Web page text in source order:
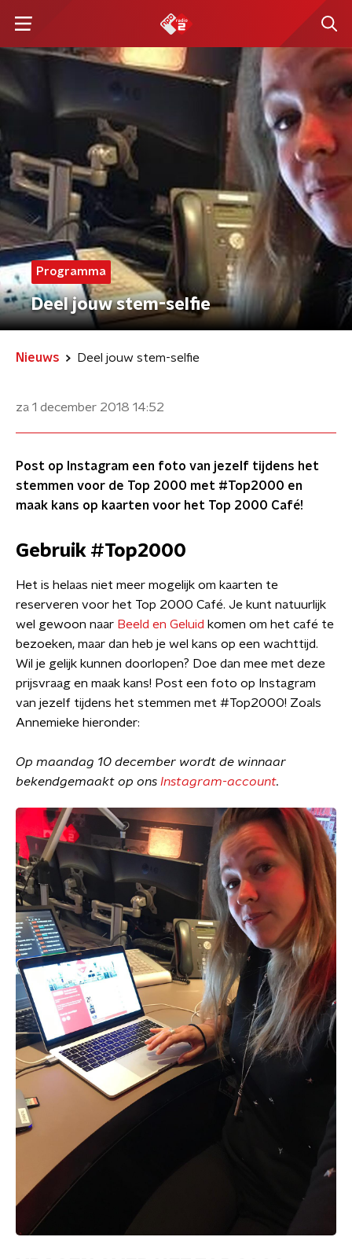
Programma
Deel jouw stem-selfie
Nieuws Deel jouw stem-selfie
za 1 december 2018 14:52
Post op Instagram een foto van jezelf tijdens het
stemmen voor de Top 2000 met #Top2000 en
maak kans op kaarten voor het Top 2000 Café!
Gebruik #Top2000
​Het is helaas niet meer mogelijk om kaarten te
reserveren voor het Top 2000 Café. Je kunt natuurlijk
wel gewoon naar Beeld en Geluid komen om het café te
bezoeken, maar dan heb je wel kans op een wachttijd.
Wil je gelijk kunnen doorlopen? Doe dan mee met deze
prijsvraag en maak kans! Post een foto op Instagram
van jezelf tijdens het stemmen met #Top2000! Zoals
Annemieke hieronder:
Op maandag 10 december wordt de winnaar
bekendgemaakt op ons Instagram-account.